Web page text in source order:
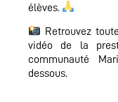
élèves.
Retrouvez
vidéo de la
communauté
dessous.